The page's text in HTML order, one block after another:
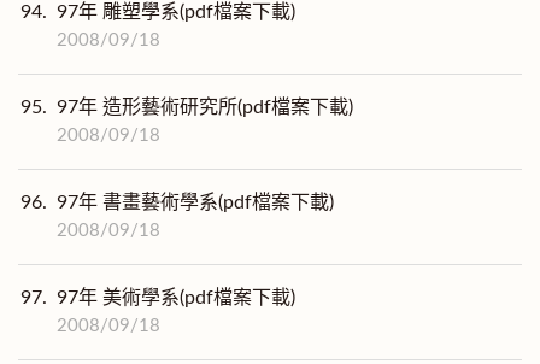
94. 97年 雕塑學系(pdf檔案下載)
2008/09/18
95. 97年 造形藝術研究所(pdf檔案下載)
2008/09/18
96. 97年 書畫藝術學系(pdf檔案下載)
2008/09/18
97. 97年 美術學系(pdf檔案下載)
2008/09/18